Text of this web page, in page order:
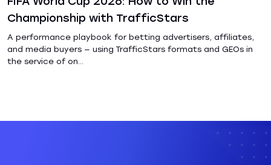
Championship with TrafficStars
A performance playbook for betting advertisers, affiliates,
and media buyers — using TrafficStars formats and GEOs in
the service of on...